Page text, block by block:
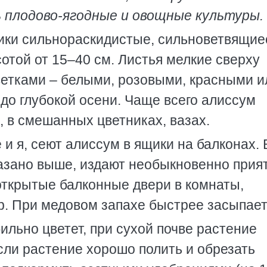
ягодные и овощные культуры.
сильнораскидистые,
от 15–40 см. Листья мелкие сверху
– белыми, розовыми, красными
глубокой осени. Чаще всего алиссум
в смешанных цветниках, вазах.
я, сеют алиссум в ящики на балконах.
выше, издают необыкновенно
балконные двери в комнаты,
При медовом запахе быстрее
цветет, при сухой почве растение
растение хорошо полить и обрезать